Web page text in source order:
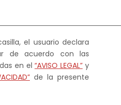
el usuario declara
de acuerdo con las
en el“AVISO LEGAL” y
de la presente